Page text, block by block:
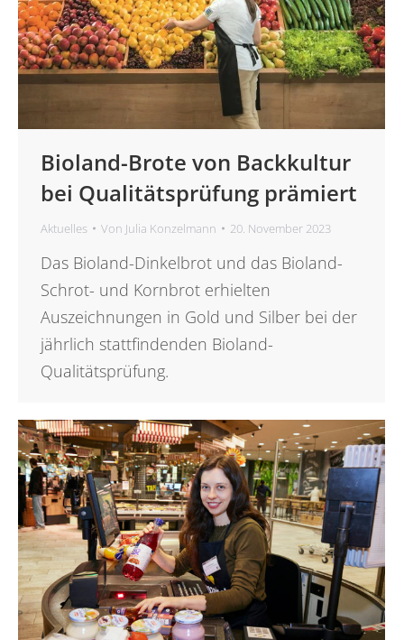
Bioland-Brote von Backkultur
bei Qualitätsprüfung prämiert
Aktuelles Von Julia Konzelmann 20. November 2023
Das Bioland-Dinkelbrot und das Bioland-
Schrot- und Kornbrot erhielten
Auszeichnungen in Gold und Silber bei der
jährlich stattfindenden Bioland-
Qualitätsprüfung.